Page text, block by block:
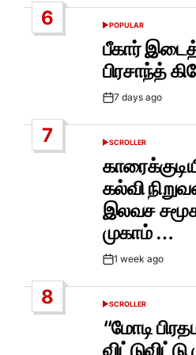
6
POSTED
IN
POPULAR
பீகார்
பிரசாந்த்
Post7 days ago
7
POSTED
SCROLLER
கல்வி
இலவச
முகாம் …
Post1 week ago
8
POSTED
IN
SCROLLER
“மோடி
விட்டுவிட்டு